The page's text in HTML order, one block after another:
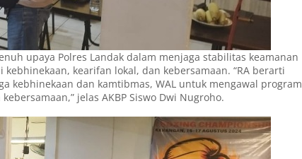
upaya Polres Landak dalam menjaga stabilitas keamanan
kearifan lokal, dan kebersamaan. “RA berarti
kebhinekaan dan kamtibmas, WAL untuk mengawal program
jelas AKBP Siswo Dwi Nugroho.